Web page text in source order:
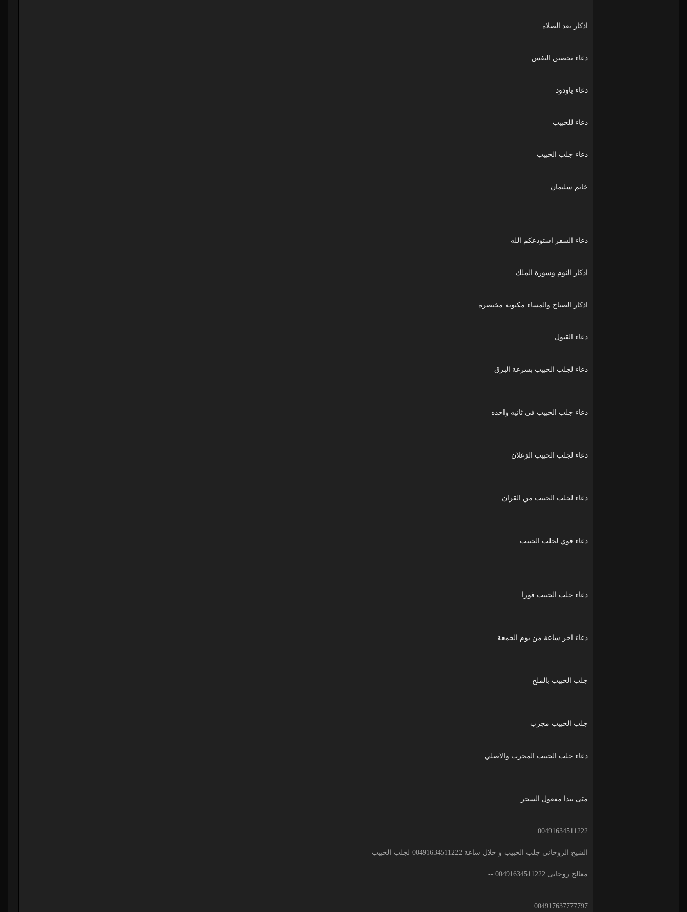
اذكار بعد الصلاة
دعاء تحصين النفس
دعاء ياودود
دعاء للحبيب
دعاء جلب الحبيب
خاتم سليمان
دعاء السفر استودعكم الله
اذكار النوم وسورة الملك
اذكار الصباح والمساء مكتوبة مختصرة
دعاء القبول
دعاء لجلب الحبيب بسرعة البرق
دعاء جلب الحبيب في ثانيه واحده
دعاء لجلب الحبيب الزعلان
دعاء لجلب الحبيب من القران
دعاء قوي لجلب الحبيب
دعاء جلب الحبيب فورا
دعاء اخر ساعة من يوم الجمعة
جلب الحبيب بالملح
جلب الحبيب مجرب
دعاء جلب الحبيب المجرب والاصلي
متى يبدا مفعول السحر
00491634511222
الشيخ الروحاني جلب الحبيب و خلال ساعة 00491634511222 لجلب الحبيب
معالج روحانى 00491634511222 --
004917637777797